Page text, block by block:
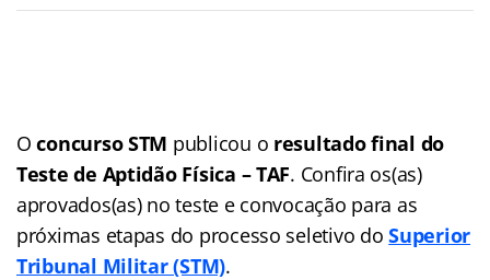
Oconcurso STM publicou o resultado final do
Teste de Aptidão Física – TAF. Confira os(as)
aprovados(as) no teste e convocação para as
próximas etapas do processo seletivo doSuperior
Tribunal Militar (STM).